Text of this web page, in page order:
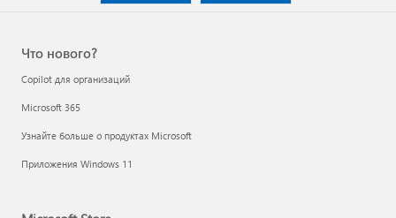
Что нового?
Copilot для организаций
Microsoft 365
Узнайте больше о продуктах Microsoft
Приложения Windows 11